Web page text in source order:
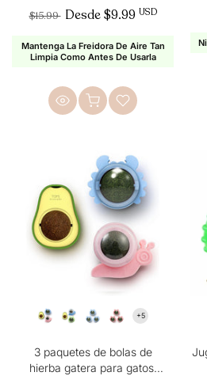
de aire de 6.3 - 7.9 in,
redondos, 100 piezas
$15.99 Desde $9.99 USD
Mantenga La Freidora De Aire Tan
Limpia Como Antes De Usarla
3 paquetes de bolas de
hierba gatera para gatos,